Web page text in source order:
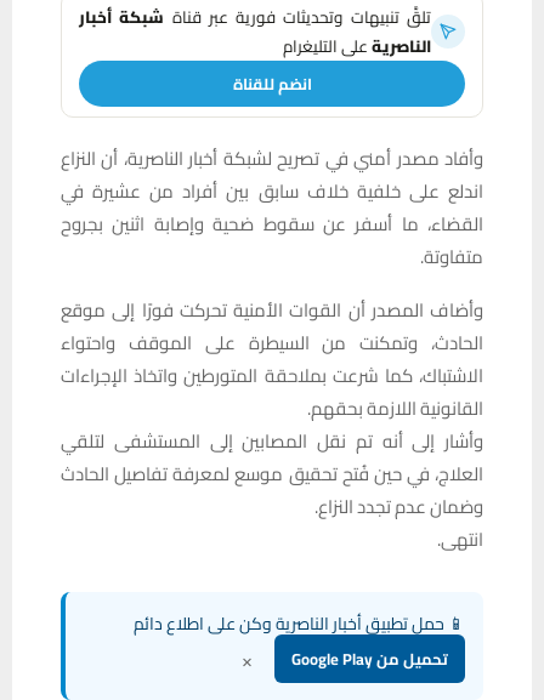
تلقَّ تنبيهات وتحديثات فورية عبر قناة شبكة أخبار
الناصريةعلى التليغرام
انضم للقناة
وأفاد مصدر أمني في تصريح لشبكة أخبار الناصرية، أن النزاع
اندلع على خلفية خلاف سابق بين أفراد من عشيرة في
القضاء، ما أسفر عن سقوط ضحية وإصابة اثنين بجروح
متفاوتة.
وأضاف المصدر أن القوات الأمنية تحركت فورًا إلى موقع
الحادث، وتمكنت من السيطرة على الموقف واحتواء
الاشتباك، كما شرعت بملاحقة المتورطين واتخاذ الإجراءات
القانونية اللازمة بحقهم.
وأشار إلى أنه تم نقل المصابين إلى المستشفى لتلقي
العلاج، في حين فُتح تحقيق موسع لمعرفة تفاصيل الحادث
وضمان عدم تجدد النزاع.
انتهى.
📱 حمل تطبيق أخبار الناصرية وكن على اطلاع دائم
تحميل من Google Play ×